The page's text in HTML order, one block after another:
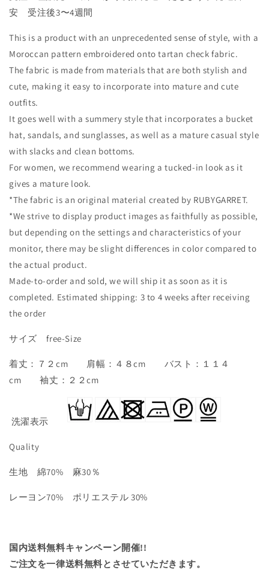
安 受注後3〜4週間
This is a product with an unprecedented sense of style, with a
Moroccan pattern embroidered onto tartan check fabric.
The fabric is made from materials that are both stylish and
cute, making it easy to incorporate into mature and cute
outfits.
It goes well with a summery style that incorporates a bucket
hat, sandals, and sunglasses, as well as a mature casual style
with slacks and clean bottoms.
For women, we recommend wearing a tucked-in look as it
gives a mature look.
*The fabric is an original material created by RUBYGARRET.
*We strive to display product images as faithfully as possible,
but depending on the settings and characteristics of your
monitor, there may be slight differences in color compared to
the actual product.
Made-to-order and sold, we will ship it as soon as it is
completed. Estimated shipping: 3 to 4 weeks after receiving
the order
サイズ free-Size
着丈：７２cm 肩幅：４８cm バスト：１１４
cm 袖丈：２２cm
洗濯表示
Quality
生地 綿70% 麻30％
レーヨン70% ポリエステル 30%
国内送料無料キャンペーン開催!!
ご注文を一律送料無料とさせていただきます。